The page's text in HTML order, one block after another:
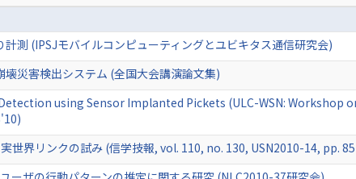
測 (IPSJモバイルコンピューティングとユビキタス通信研究会)
災害検出システム (全国大会講演論文集)
using Sensor Implanted Pickets (ULC-WSN: Workshop
世界リンクの試み (信学技報, vol. 110, no. 130, USN2010-14, pp.